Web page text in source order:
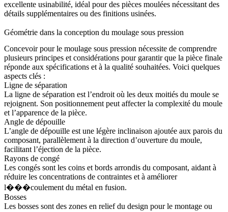
excellente usinabilité, idéal pour des pièces moulées nécessitant des
détails supplémentaires ou des finitions usinées.
Géométrie dans la conception du moulage sous pression
Concevoir pour le moulage sous pression nécessite de comprendre
plusieurs principes et considérations pour garantir que la pièce finale
réponde aux spécifications et à la qualité souhaitées. Voici quelques
aspects clés :
Ligne de séparation
La ligne de séparation est l’endroit où les deux moitiés du moule se
rejoignent. Son positionnement peut affecter la complexité du moule
et l’apparence de la pièce.
Angle de dépouille
L’angle de dépouille est une légère inclinaison ajoutée aux parois du
composant, parallèlement à la direction d’ouverture du moule,
facilitant l’éjection de la pièce.
Rayons de congé
Les congés sont les coins et bords arrondis du composant, aidant à
réduire les concentrations de contraintes et à améliorer
l���coulement du métal en fusion.
Bosses
Les bosses sont des zones en relief du design pour le montage ou